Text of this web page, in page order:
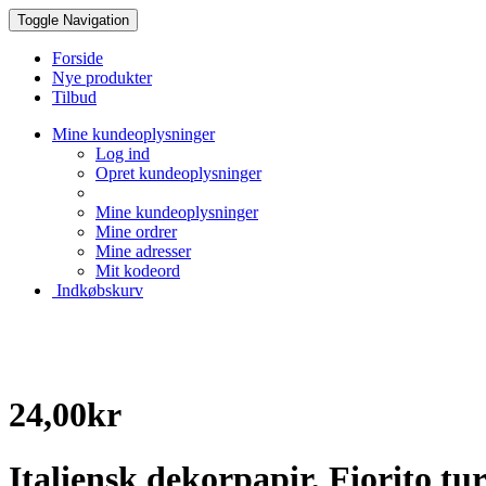
Toggle Navigation
Forside
Nye produkter
Tilbud
Mine kundeoplysninger
Log ind
Opret kundeoplysninger
Mine kundeoplysninger
Mine ordrer
Mine adresser
Mit kodeord
Indkøbskurv
24,00kr